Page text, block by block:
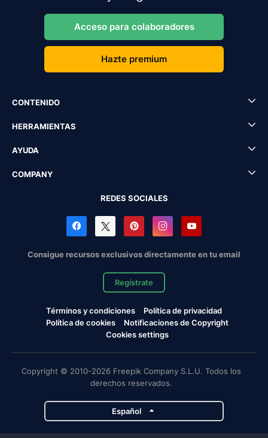
Acceso para colaboradores
Hazte premium
CONTENIDO
HERRAMIENTAS
AYUDA
COMPANY
REDES SOCIALES
Consigue recursos exclusivos directamente en tu email
Regístrate
Términos y condiciones
Política de privacidad
Política de cookies
Notificaciones de Copyright
Cookies settings
Copyright © 2010-2026 Freepik Company S.L.U. Todos los
derechos reservados.
Español